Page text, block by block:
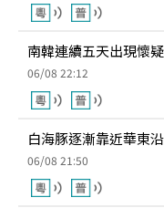
南韓連續五天出現懷
06/08 22:12
白海豚逐漸靠近華東
06/08 21:50